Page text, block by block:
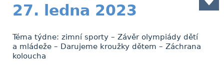
27. ledna 2023
Téma týdne: zimní sporty – Závěr olympiády dětí
a mládeže – Darujeme kroužky dětem – Záchrana
koloucha